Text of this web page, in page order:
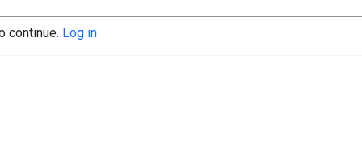
continue. Log in